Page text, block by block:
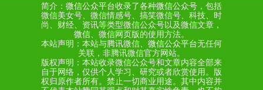
简介： 微信公众平台收录了各种微信公众号 ，包括
微信美女号、微信情感号、搞笑微信号、科技、时
尚、财经、资讯等类型微信公众号以及微信文章，
微信 、微信网页版的使用方法。
本站声明：本站与腾讯微信、 微信公众平台无任何
关联，非腾讯微信官方网站。
版权声明：本站收录微信公众号和文章内容全部来
自于网络，仅供个人学习、研究或者欣赏使用。版
权归原作者所有。禁止一切商业用途。其中内容并